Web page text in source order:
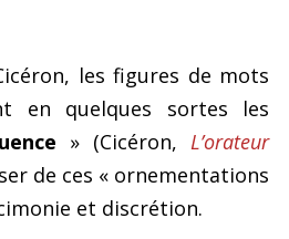
les figures de mots
en quelques sortes les
» (Cicéron, L’orateur
de ces « ornementations
et discrétion.